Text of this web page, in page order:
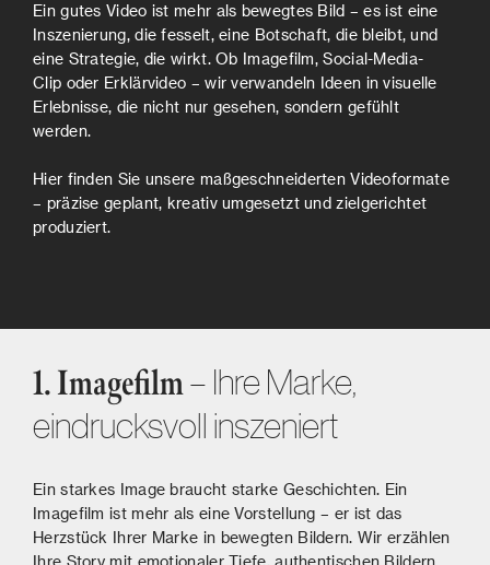
Ein gutes Video ist mehr als bewegtes Bild – es ist eine
Inszenierung, die fesselt, eine Botschaft, die bleibt, und
eine Strategie, die wirkt. Ob Imagefilm, Social-Media-
Clip oder Erklärvideo – wir verwandeln Ideen in visuelle
Erlebnisse, die nicht nur gesehen, sondern gefühlt
werden.
Hier finden Sie unsere maßgeschneiderten Videoformate
– präzise geplant, kreativ umgesetzt und zielgerichtet
produziert.
1. Imagefilm– Ihre Marke,
eindrucksvoll inszeniert
Ein starkes Image braucht starke Geschichten. Ein
Imagefilm ist mehr als eine Vorstellung – er ist das
Herzstück Ihrer Marke in bewegten Bildern. Wir erzählen
Ihre Story mit emotionaler Tiefe, authentischen Bildern